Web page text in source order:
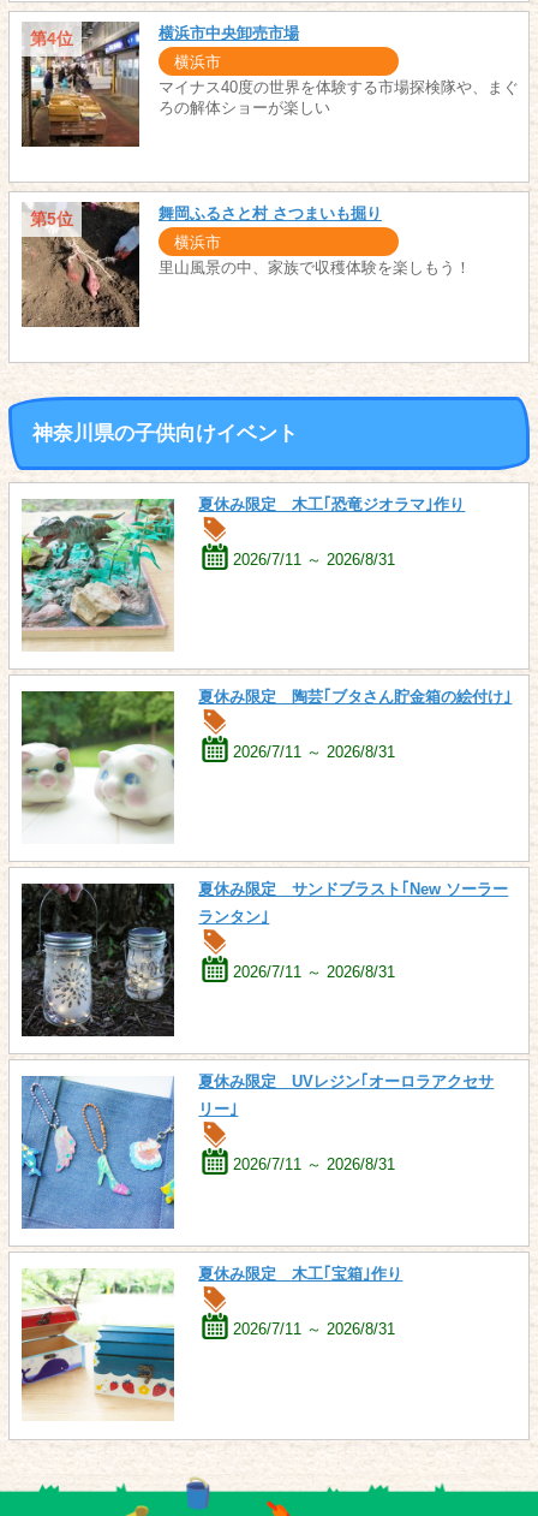
第4位 横浜市中央卸売市場
横浜市
マイナス40度の世界を体験する市場探検隊や、まぐ
ろの解体ショーが楽しい
第5位 舞岡ふるさと村 さつまいも掘り
横浜市
里山風景の中、家族で収穫体験を楽しもう！
神奈川県の子供向けイベント
夏休み限定 木工｢恐竜ジオラマ｣作り
2026/7/11 ～ 2026/8/31
夏休み限定 陶芸｢ブタさん貯金箱の絵付け｣
2026/7/11 ～ 2026/8/31
夏休み限定 サンドブラスト｢New ソーラー
ランタン｣
2026/7/11 ～ 2026/8/31
夏休み限定 UVレジン｢オーロラアクセサ
リー｣
2026/7/11 ～ 2026/8/31
夏休み限定 木工｢宝箱｣作り
2026/7/11 ～ 2026/8/31